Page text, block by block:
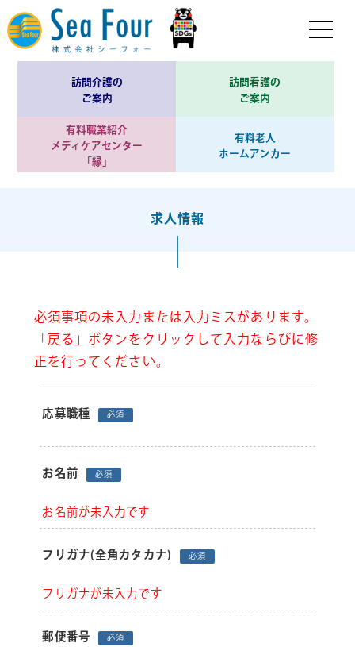
訪問介護の
ご案内
訪問看護の
ご案内
有料職業紹介
メディケアセンター
「縁」
有料老人
ホームアンカー
求人情報
必須事項の未入力または入力ミスがあります。
「戻る」ボタンをクリックして入力ならびに修
正を行ってください。
応募職種 必須
お名前 必須
お名前が未入力です
フリガナ(全角カタカナ) 必須
フリガナが未入力です
郵便番号 必須